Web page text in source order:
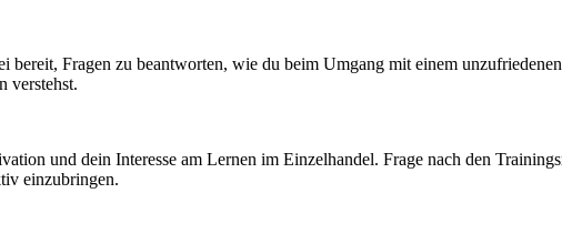
Fragen zu beantworten, wie du beim Umgang mit einem
verstehst.
und dein Interesse am Lernen im Einzelhandel. Frage nach den
einzubringen.